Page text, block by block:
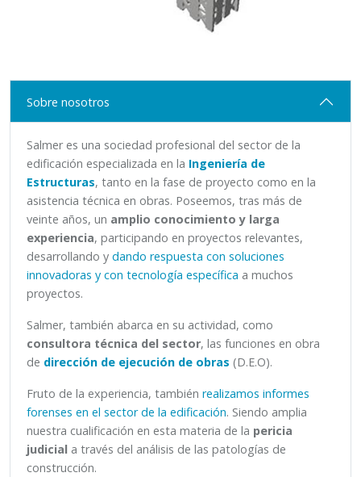
Sobre nosotros
Salmer es una sociedad profesional del sector de la
edificación especializada en la Ingeniería de
Estructuras, tanto en la fase de proyecto como en la
asistencia técnica en obras. Poseemos, tras más de
veinte años, un amplio conocimiento y larga
experiencia, participando en proyectos relevantes,
desarrollando y dando respuesta con soluciones
innovadoras y con tecnología específica a muchos
proyectos.
Salmer, también abarca en su actividad, como
consultora técnica del sector, las funciones en obra
de dirección de ejecución de obras (D.E.O).
Fruto de la experiencia, también realizamos informes
forenses en el sector de la edificación. Siendo amplia
nuestra cualificación en esta materia de la pericia
judicial a través del análisis de las patologías de
construcción.